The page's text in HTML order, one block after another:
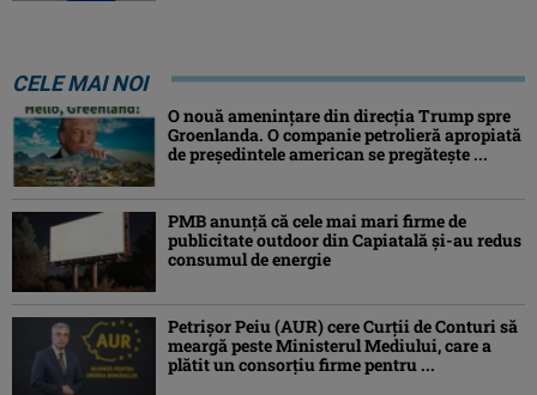
CELE MAI NOI
O nouă amenințare din direcția Trump spre
Groenlanda. O companie petrolieră apropiată
de președintele american se pregătește ...
PMB anunță că cele mai mari firme de
publicitate outdoor din Capiatală și-au redus
consumul de energie
Petrişor Peiu (AUR) cere Curții de Conturi să
meargă peste Ministerul Mediului, care a
plătit un consorţiu firme pentru ...